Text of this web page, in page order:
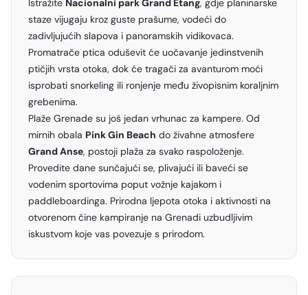
Istražite Nacionalni park Grand Etang, gdje planinarske
staze vijugaju kroz guste prašume, vodeći do
zadivljujućih slapova i panoramskih vidikovaca.
Promatrače ptica oduševit će uočavanje jedinstvenih
ptičjih vrsta otoka, dok će tragači za avanturom moći
isprobati snorkeling ili ronjenje među živopisnim koraljnim
grebenima.
Plaže Grenade su još jedan vrhunac za kampere. Od
mirnih obala Pink Gin Beach do živahne atmosfere
Grand Anse, postoji plaža za svako raspoloženje.
Provedite dane sunčajući se, plivajući ili baveći se
vodenim sportovima poput vožnje kajakom i
paddleboardinga. Prirodna ljepota otoka i aktivnosti na
otvorenom čine kampiranje na Grenadi uzbudljivim
iskustvom koje vas povezuje s prirodom.